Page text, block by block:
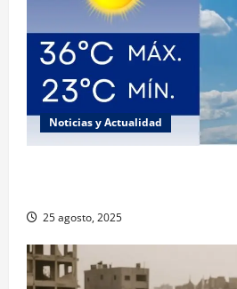
Noticias y Actualidad
25 agosto, 2025